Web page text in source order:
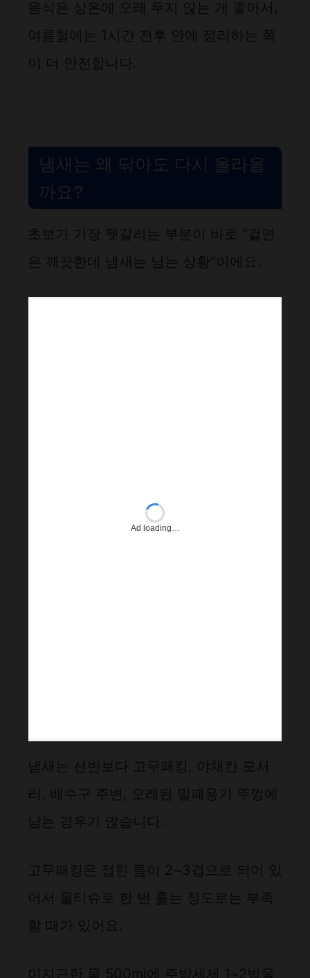
음식은 상온에 오래 두지 않는 게 좋아서,
여름철에는 1시간 전후 안에 정리하는 쪽
이 더 안전합니다.
냄새는 왜 닦아도 다시 올라올
까요?
초보가 가장 헷갈리는 부분이 바로 “겉면
은 깨끗한데 냄새는 남는 상황”이에요.
Ad loading…
냄새는 선반보다 고무패킹, 야채칸 모서
리, 배수구 주변, 오래된 밀폐용기 뚜껑에
남는 경우가 많습니다.
고무패킹은 접힌 틈이 2~3겹으로 되어 있
어서 물티슈로 한 번 훑는 정도로는 부족
할 때가 있어요.
미지근한 물 500ml에 주방세제 1~2방울